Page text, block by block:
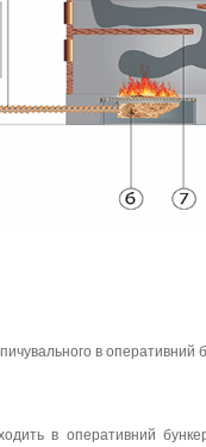
в оперативний
в оперативний